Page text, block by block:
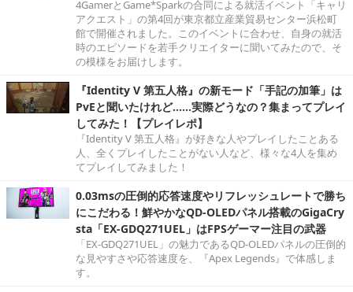
4GamerとGame*Sparkの合同による就活イベント「キャリ
アクエスト」の第4回が東京都立産業貿易センター浜松町
館で開催されました。このイベントに合わせ、自身の就活
時のエピソードを若手クリエイターに聞いてみたので、そ
の模様をお届けします。
『Identity V 第五人格』の新モード「手記の加筆」は
PvEと聞いたけれど……実際どうなの？集まってプレイ
してみた！【プレイレポ】
『Identity V 第五人格』が好きな人やプレイしたことある
人、全くプレイしたことがない人など、様々な4人を集め
てプレイしてみました！
0.03msの圧倒的応答速度やリフレッシュレートで勝ち
にこだわる！鮮やかなQD-OLEDパネル搭載のGigaCry
sta「EX-GDQ271UEL」はFPSゲーマー注目の武器
「EX-GDQ271UEL」の魅力であるQD-OLEDパネルの圧倒的
な見やすさや応答速度を、『Apex Legends』で体感しま
す。